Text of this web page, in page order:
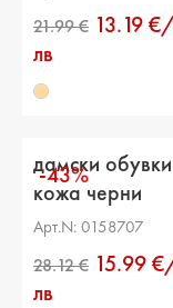
13.19
лв
-43%
дамски
кожа черни
Арт.N: 0158707
15.99
лв